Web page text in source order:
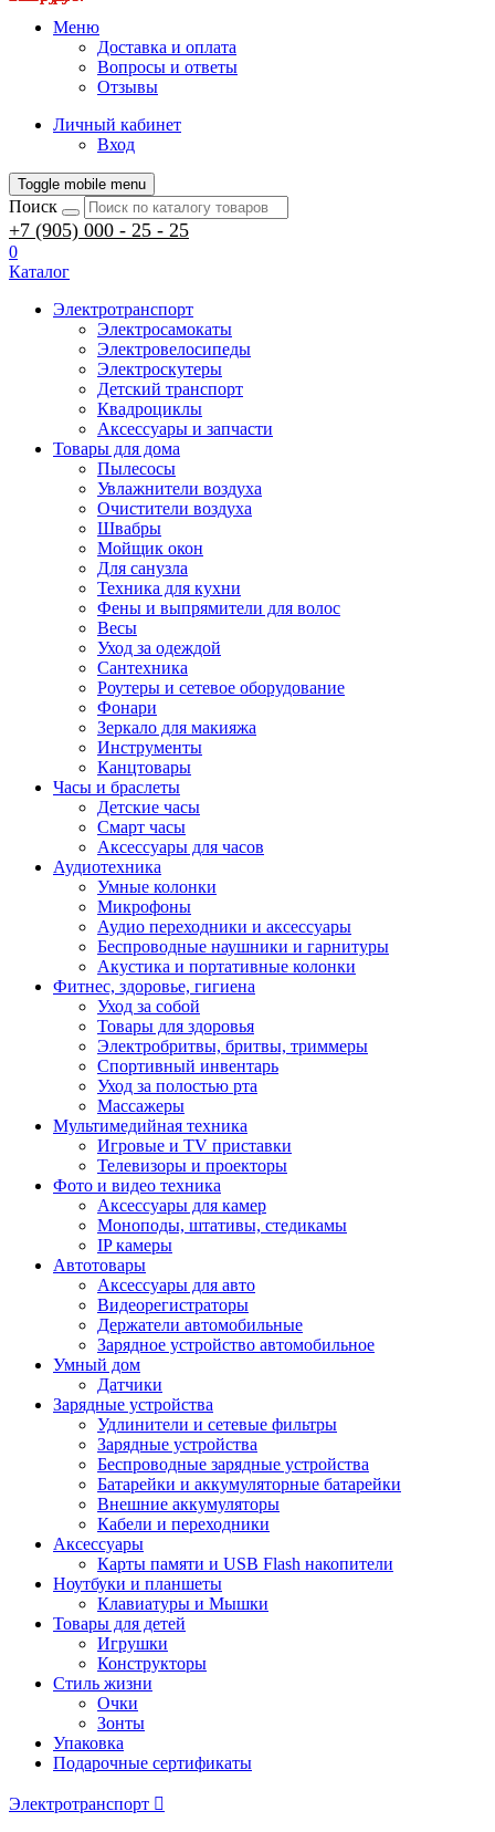
Меню
Доставка и оплата
Вопросы и ответы
Отзывы
Личный кабинет
Вход
Toggle mobile menu
Поиск
+7 (905) 000 - 25 - 25
0
Каталог
Электротранспорт
Электросамокаты
Электровелосипеды
Электроскутеры
Детский транспорт
Квадроциклы
Аксессуары и запчасти
Товары для дома
Пылесосы
Увлажнители воздуха
Очистители воздуха
Швабры
Мойщик окон
Для санузла
Техника для кухни
Фены и выпрямители для волос
Весы
Уход за одеждой
Сантехника
Роутеры и сетевое оборудование
Фонари
Зеркало для макияжа
Инструменты
Канцтовары
Часы и браслеты
Детские часы
Смарт часы
Аксессуары для часов
Аудиотехника
Умные колонки
Микрофоны
Аудио переходники и аксессуары
Беспроводные наушники и гарнитуры
Акустика и портативные колонки
Фитнес, здоровье, гигиена
Уход за собой
Товары для здоровья
Электробритвы, бритвы, триммеры
Спортивный инвентарь
Уход за полостью рта
Массажеры
Мультимедийная техника
Игровые и TV приставки
Телевизоры и проекторы
Фото и видео техника
Аксессуары для камер
Моноподы, штативы, стедикамы
IP камеры
Автотовары
Аксессуары для авто
Видеорегистраторы
Держатели автомобильные
Зарядное устройство автомобильное
Умный дом
Датчики
Зарядные устройства
Удлинители и сетевые фильтры
Зарядные устройства
Беспроводные зарядные устройства
Батарейки и аккумуляторные батарейки
Внешние аккумуляторы
Кабели и переходники
Аксессуары
Карты памяти и USB Flash накопители
Ноутбуки и планшеты
Клавиатуры и Мышки
Товары для детей
Игрушки
Конструкторы
Стиль жизни
Очки
Зонты
Упаковка
Подарочные сертификаты
Электротранспорт